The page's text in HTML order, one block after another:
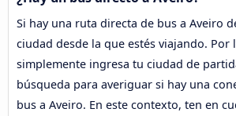
Si hay una ruta directa de bus a Aveiro
ciudad desde la que estés viajando. Por
simplemente ingresa tu ciudad de
búsqueda para averiguar si hay una
bus a Aveiro. En este contexto, ten en